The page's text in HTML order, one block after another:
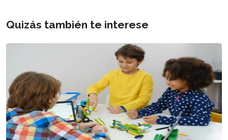
Quizás también te interese